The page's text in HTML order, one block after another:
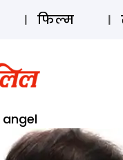
फिल्म
angel